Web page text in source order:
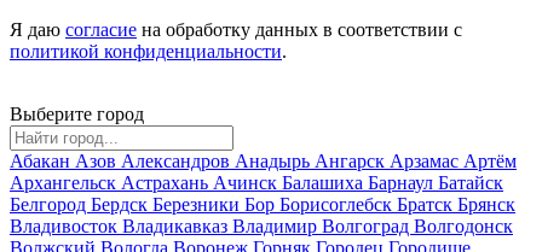
Я даю согласие на обработку данных в соответствии с
политикой конфиденциальности.
Выберите город
Абакан Азов Александров Анадырь Ангарск Арзамас Артём
Архангельск Астрахань Ачинск Балашиха Барнаул Батайск
Белгород Бердск Березники Бор Борисоглебск Братск Брянск
Владивосток Владикавказ Владимир Волгоград Волгодонск
Волжский Вологда Воронеж Горняк Городец Городище